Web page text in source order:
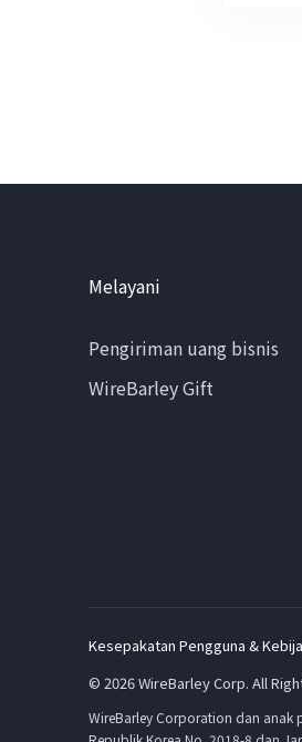
Melayani
Pengiriman uang bisnis
WireBarley Gift
Kesepakatan Pengguna &
© 2026 WireBarley Corp. All
WireBarley Corporation dan anak